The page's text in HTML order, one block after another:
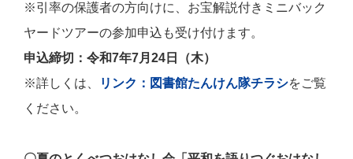
※引率の保護者の方向けに、お宝解説付きミニバック
ヤードツアーの参加申込も受け付けます。
申込締切：令和7年7月24日（木）
※詳しくは、
リンク：図書館たんけん隊チラシをご覧
ください。